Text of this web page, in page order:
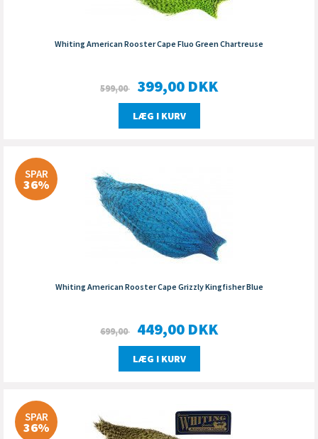
Whiting American Rooster Cape Fluo Green Chartreuse
599,00 399,00 DKK
LÆG I KURV
SPAR
36%
Whiting American Rooster Cape Grizzly Kingfisher Blue
699,00 449,00 DKK
LÆG I KURV
SPAR
36%